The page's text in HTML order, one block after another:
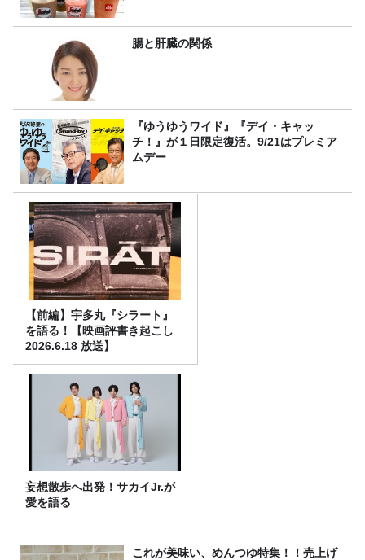
腸と肝臓の関係
『ゆうゆうワイド』『デイ・キャッ
チ！』が１日限定復活。9/21はプレミア
ムデー
【前編】宇多丸『シラート』
を語る！【映画評書き起こし
2026.6.18 放送】
妄想散歩へ出発！サカイJr.が
愛を語る
これが美味い、めんつゆ特集！！売上げ